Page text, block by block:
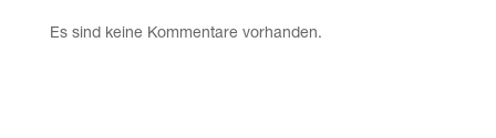
Es sind keine Kommentare vorhanden.